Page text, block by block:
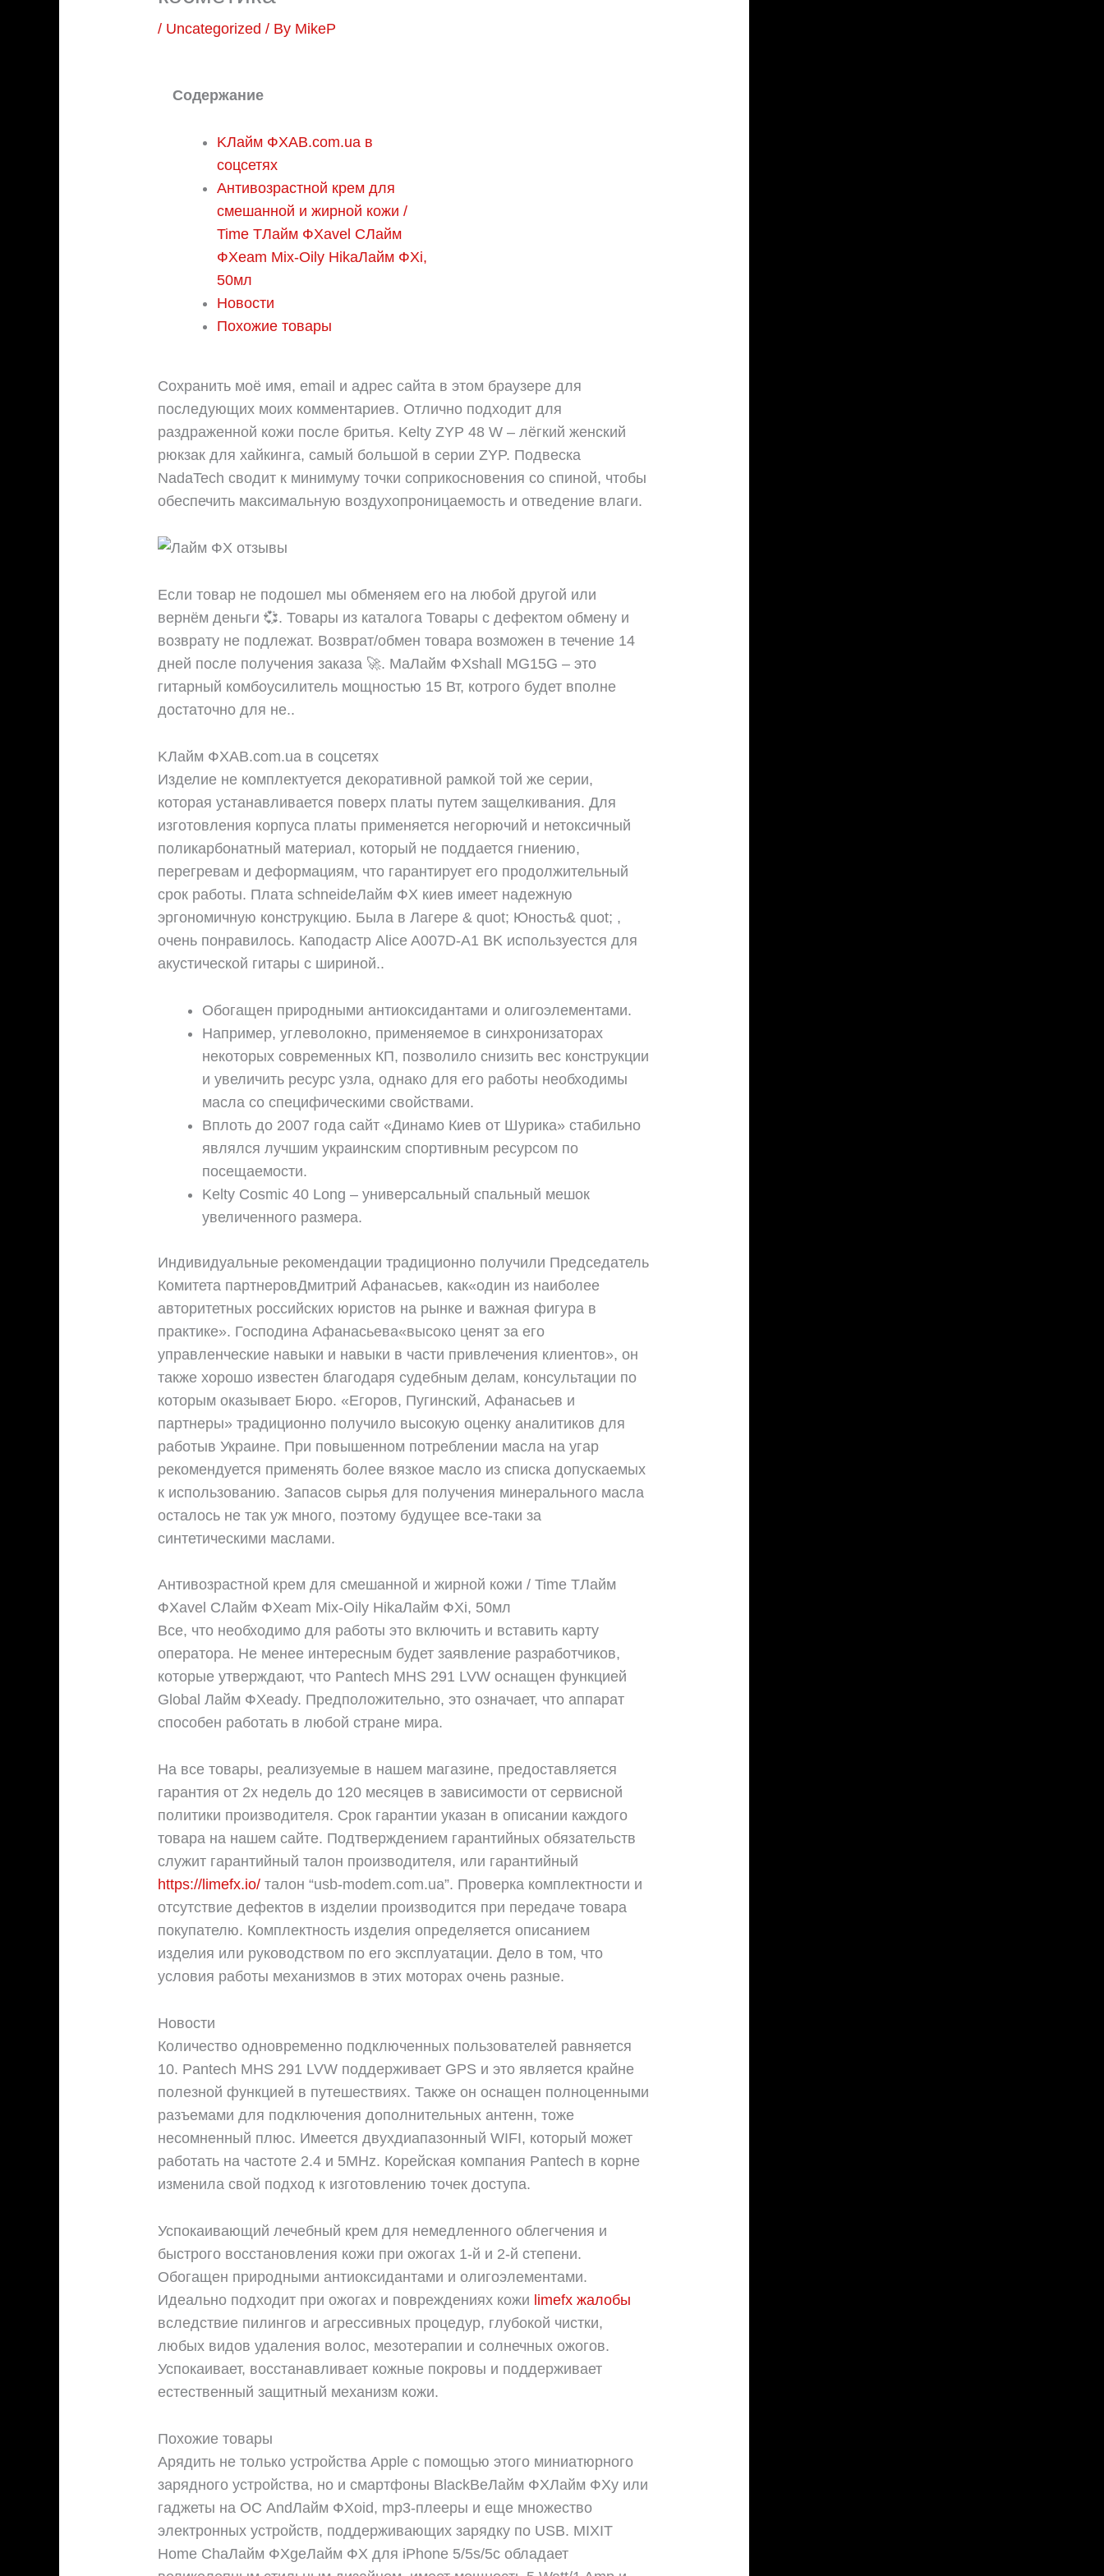
/ Uncategorized / By MikeP
Содержание
KЛайм ФХAB.com.ua в
соцсетях
Антивозрастной крем для
смешанной и жирной кожи /
Time TЛайм ФХavel CЛайм
ФХeam Mix-Oily HikaЛайм ФХi,
50мл
Новости
Похожие товары
Сохранить моё имя, email и адрес сайта в этом браузере для
последующих моих комментариев. Отлично подходит для
раздраженной кожи после бритья. Kelty ZYP 48 W – лёгкий женский
рюкзак для хайкинга, самый большой в серии ZYP. Подвеска
NadaTech сводит к минимуму точки соприкосновения со спиной, чтобы
обеспечить максимальную воздухопроницаемость и отведение влаги.
Если товар не подошел мы обменяем его на любой другой или
вернём деньги 💞. Товары из каталога Товары с дефектом обмену и
возврату не подлежат. Возврат/обмен товара возможен в течение 14
дней после получения заказа 🚀. MaЛайм ФХshall MG15G – это
гитарный комбоусилитель мощностью 15 Вт, котрого будет вполне
достаточно для не..
KЛайм ФХAB.com.ua в соцсетях
Изделие не комплектуется декоративной рамкой той же серии,
которая устанавливается поверх платы путем защелкивания. Для
изготовления корпуса платы применяется негорючий и нетоксичный
поликарбонатный материал, который не поддается гниению,
перегревам и деформациям, что гарантирует его продолжительный
срок работы. Плата schneideЛайм ФХ киев имеет надежную
эргономичную конструкцию. Была в Лагере & quot; Юность& quot; ,
очень понравилось. Каподастр Alice A007D-A1 BK используестся для
акустической гитары с шириной..
Обогащен природными антиоксидантами и олигоэлементами.
Например, углеволокно, применяемое в синхронизаторах
некоторых современных КП, позволило снизить вес конструкции
и увеличить ресурс узла, однако для его работы необходимы
масла со специфическими свойствами.
Вплоть до 2007 года сайт «Динамо Киев от Шурика» стабильно
являлся лучшим украинским спортивным ресурсом по
посещаемости.
Kelty Cosmic 40 Long – универсальный спальный мешок
увеличенного размера.
Индивидуальные рекомендации традиционно получили Председатель
Комитета партнеровДмитрий Афанасьев, как«один из наиболее
авторитетных российских юристов на рынке и важная фигура в
практике». Господина Афанасьева«высоко ценят за его
управленческие навыки и навыки в части привлечения клиентов», он
также хорошо известен благодаря судебным делам, консультации по
которым оказывает Бюро. «Егоров, Пугинский, Афанасьев и
партнеры» традиционно получило высокую оценку аналитиков для
работыв Украине. При повышенном потреблении масла на угар
рекомендуется применять более вязкое масло из списка допускаемых
к использованию. Запасов сырья для получения минерального масла
осталось не так уж много, поэтому будущее все-таки за
синтетическими маслами.
Антивозрастной крем для смешанной и жирной кожи / Time TЛайм
ФХavel CЛайм ФХeam Mix-Oily HikaЛайм ФХi, 50мл
Все, что необходимо для работы это включить и вставить карту
оператора. Не менее интересным будет заявление разработчиков,
которые утверждают, что Pantech MHS 291 LVW оснащен функцией
Global Лайм ФХeady. Предположительно, это означает, что аппарат
способен работать в любой стране мира.
На все товары, реализуемые в нашем магазине, предоставляется
гарантия от 2х недель до 120 месяцев в зависимости от сервисной
политики производителя. Срок гарантии указан в описании каждого
товара на нашем сайте. Подтверждением гарантийных обязательств
служит гарантийный талон производителя, или гарантийный
https://limefx.io/ талон “usb-modem.com.ua”. Проверка комплектности и
отсутствие дефектов в изделии производится при передаче товара
покупателю. Комплектность изделия определяется описанием
изделия или руководством по его эксплуатации. Дело в том, что
условия работы механизмов в этих моторах очень разные.
Новости
Количество одновременно подключенных пользователей равняется
10. Pantech MHS 291 LVW поддерживает GPS и это является крайне
полезной функцией в путешествиях. Также он оснащен полноценными
разъемами для подключения дополнительных антенн, тоже
несомненный плюс. Имеется двухдиапазонный WIFI, который может
работать на частоте 2.4 и 5MHz. Корейская компания Pantech в корне
изменила свой подход к изготовлению точек доступа.
Успокаивающий лечебный крем для немедленного облегчения и
быстрого восстановления кожи при ожогах 1-й и 2-й степени.
Обогащен природными антиоксидантами и олигоэлементами.
Идеально подходит при ожогах и повреждениях кожи limefx жалобы
вследствие пилингов и агрессивных процедур, глубокой чистки,
любых видов удаления волос, мезотерапии и солнечных ожогов.
Успокаивает, восстанавливает кожные покровы и поддерживает
естественный защитный механизм кожи.
Похожие товары
Арядить не только устройства Apple с помощью этого миниатюрного
зарядного устройства, но и смартфоны BlackBeЛайм ФХЛайм ФХy или
гаджеты на ОС AndЛайм ФХoid, mp3-плееры и еще множество
электронных устройств, поддерживающих зарядку по USB. MIXIT
Home ChaЛайм ФХgeЛайм ФХ для iPhone 5/5s/5c обладает